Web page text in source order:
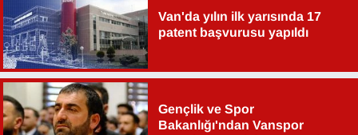
Van'da yılın ilk yarısında 17
patent başvurusu yapıldı
Gençlik ve Spor
Bakanlığı'ndan Vanspor